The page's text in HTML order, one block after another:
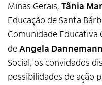
Minas Gerais, Tânia
Educação de Santa
Comunidade Educativa
deAngela Dannemann
Social, os convidados
possibilidades de ação